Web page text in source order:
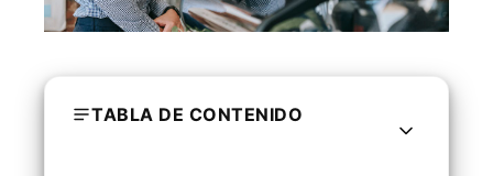
TABLA DE CONTENIDO